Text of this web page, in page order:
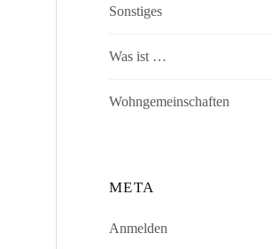
Sonstiges
Was ist …
Wohngemeinschaften
META
Anmelden